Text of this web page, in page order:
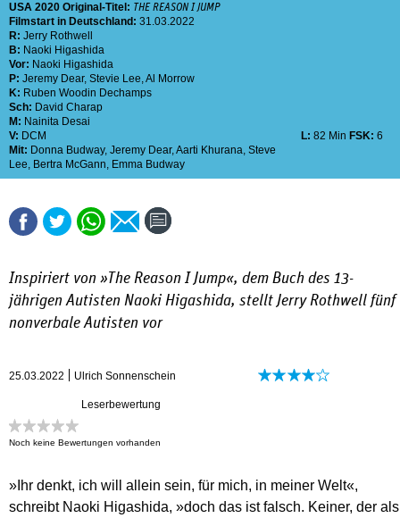
USA 2020 Original-Titel: THE REASON I JUMP
Filmstart in Deutschland: 31.03.2022
R: Jerry Rothwell
B: Naoki Higashida
Vor: Naoki Higashida
P: Jeremy Dear, Stevie Lee,Al Morrow
K: Ruben Woodin Dechamps
Sch: David Charap
M: Nainita Desai
V: DCM L: 82 Min FSK: 6
Mit: Donna Budway, Jeremy Dear,Aarti Khurana, Steve
Lee, Bertra McGann, Emma Budway
Inspiriert von »The Reason I Jump«, dem Buch des 13-
jährigen Autisten Naoki Higashida, stellt Jerry Rothwell fünf
nonverbale Autisten vor
25.03.2022 Ulrich Sonnenschein
Leserbewertung
Noch keine Bewertungen vorhanden
»Ihr denkt, ich will allein sein, für mich, in meiner Welt«,
schreibt Naoki Higa­shida, »doch das ist falsch. Keiner, der als